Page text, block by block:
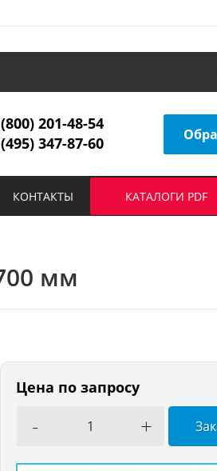
201-48-54
347-87-60
КОНТАКТЫ КАТАЛОГИ PDF
мм
Цена по запросу
- +